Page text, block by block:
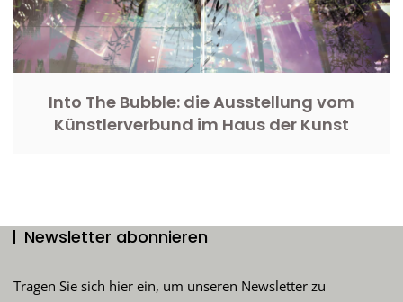
Into The Bubble: die Ausstellung vom
Künstlerverbund im Haus der Kunst
Newsletter abonnieren
Tragen Sie sich hier ein, um unseren Newsletter zu